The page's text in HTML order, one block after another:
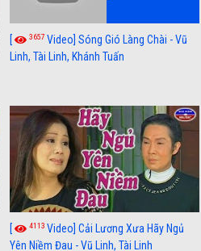
[ 3657 Video] Sóng Gió Làng Chài - Vũ
Linh, Tài Linh, Khánh Tuấn
[ 4113 Video] Cải Lương Xưa Hãy Ngủ
Yên Niềm Đau - Vũ Linh, Tài Linh